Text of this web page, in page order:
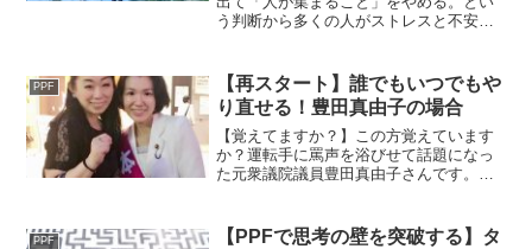
う判断から多くの人がストレスと不安で
やっと皆さんに浸透する...
PPF
【再スタート】誰でもいつでもや
り直せる！豊田真由子の場合
【覚えてますか？】この方覚えています
か？運転手に罵声を浴びせて話題になっ
た元衆議院議員豊田真由子さんです。こ
ーなのか、秘書な...
PPF
【PPFで思考の壁を突破する】タ